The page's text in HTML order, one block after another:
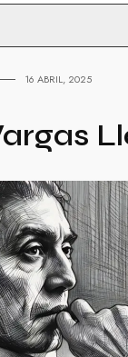
16 ABRIL, 2025